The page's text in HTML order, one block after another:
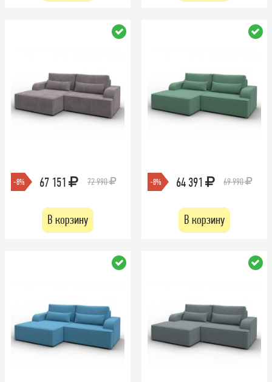
-8% 67 151 72 990
В корзину
-8% 64 391 69 990
В корзину